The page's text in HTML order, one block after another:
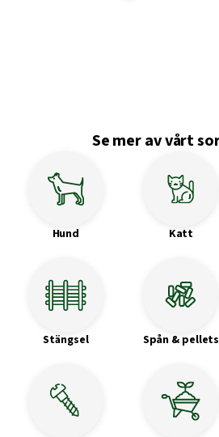
Se mer av vårt
Hund Katt
Stängsel Spån & pellets